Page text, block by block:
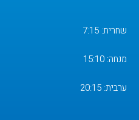
שחרית: 7:15
מנחה: 15:10
ערבית: 20:15